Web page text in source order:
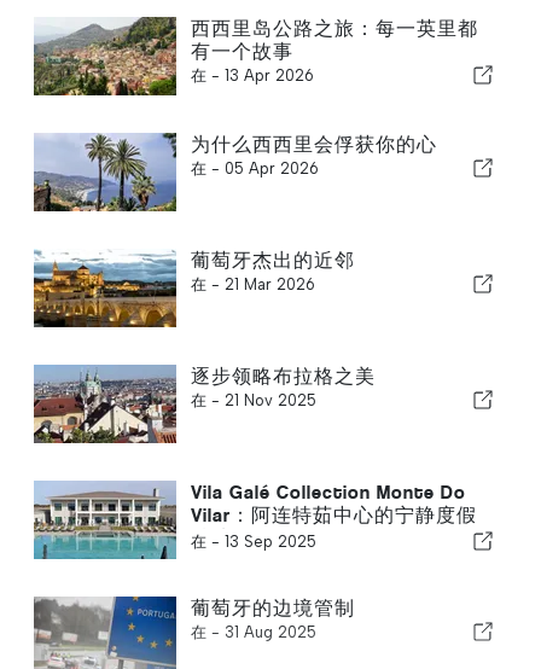
西西里岛公路之旅：每一英里都
有一个故事
在 - 13 Apr 2026
为什么西西里会俘获你的心
在 - 05 Apr 2026
葡萄牙杰出的近邻
在 - 21 Mar 2026
逐步领略布拉格之美
在 - 21 Nov 2025
Vila Galé Collection Monte Do
Vilar：阿连特茹中心的宁静度假
胜地
在 - 13 Sep 2025
葡萄牙的边境管制
在 - 31 Aug 2025